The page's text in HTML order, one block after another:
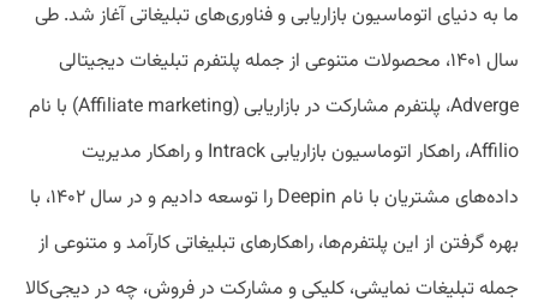
ما به دنیای اتوماسیون بازاریابی و فناوری‌های تبلیغاتی آغاز شد. طی
سال ۱۴۰۱، محصولات متنوعی از جمله پلتفرم تبلیغات دیجیتالی
Adverge، پلتفرم مشارکت در بازاریابی (Affiliate marketing) با نام
Affilio، راهکار اتوماسیون بازاریابی Intrack و راهکار مدیریت
داده‌های مشتریان با نام Deepin را توسعه دادیم و در سال ۱۴۰۲، با
بهره گرفتن از این پلتفرم‌ها، راهکارهای تبلیغاتی کارآمد و متنوعی از
جمله تبلیغات نمایشی، کلیکی و مشارکت در فروش، چه در دیجی‌کالا